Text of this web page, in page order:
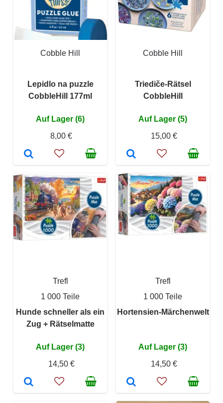
Cobble Hill
Lepidlo na puzzle
CobbleHill 177ml
Auf Lager (6)
8,00 €
Cobble Hill
Triediče-Rätsel
CobbleHill
Auf Lager (5)
15,00 €
Trefl
1 000 Teile
Hunde schneller als ein
Zug + Rätselmatte
Auf Lager (3)
14,50 €
Trefl
1 000 Teile
Hortensien-Märchenwelt
Auf Lager (3)
14,50 €